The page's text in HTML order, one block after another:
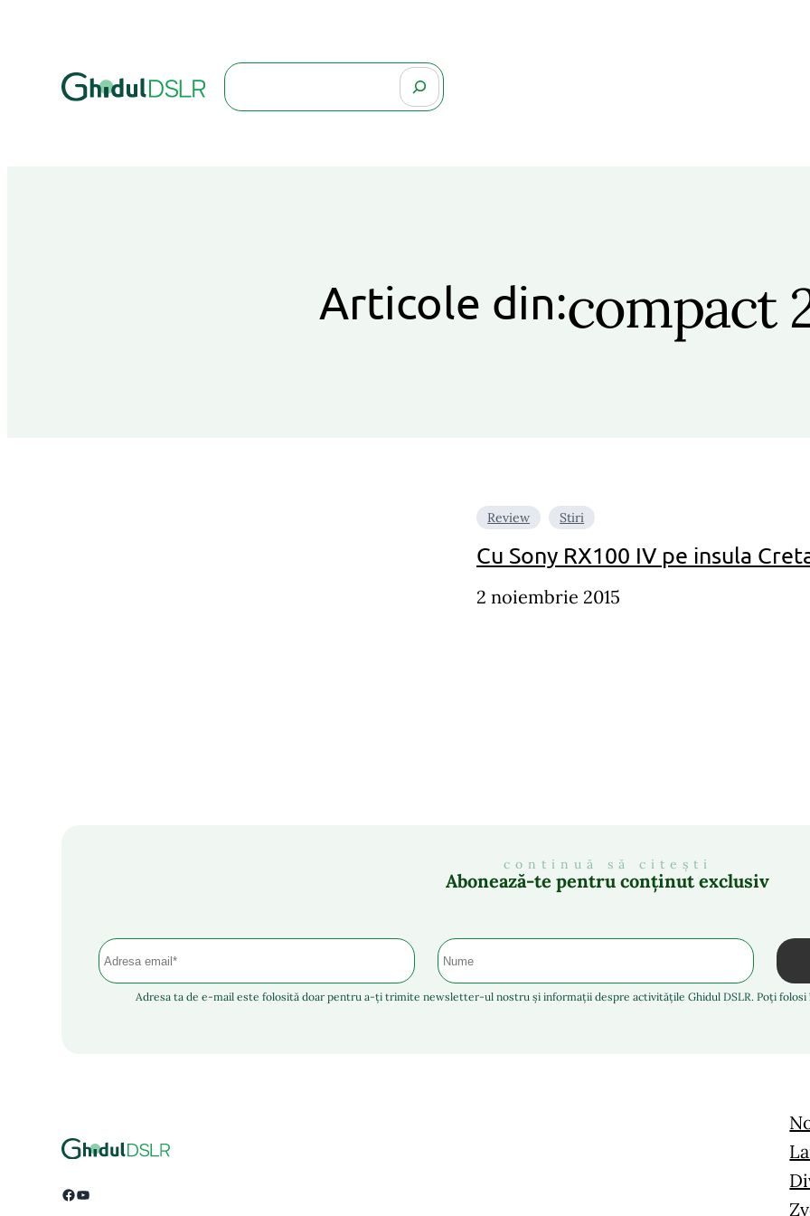
Search
Articole din:compact
Review Stiri
Cu Sony RX100 IV pe insula
2 noiembrie 2015
continuă să citești
Abonează-te pentru conținut exclusiv
Adresa ta de e-mail este folosită doar pentru a-ți trimite newsletter-ul nostru și informații despre activitățile Ghidul DSLR. Poți
Facebook YouTube